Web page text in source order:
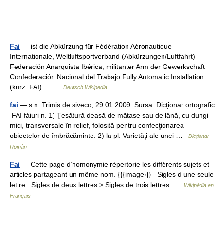
Fai — ist die Abkürzung für Fédération Aéronautique
Internationale, Weltluftsportverband (Abkürzungen/Luftfahrt)
Federación Anarquista Ibérica, militanter Arm der Gewerkschaft
Confederación Nacional del Trabajo Fully Automatic Installation
(kurz: FAI)… …
Deutsch Wikipedia
fai — s.n. Trimis de siveco, 29.01.2009. Sursa: Dicţionar ortografic
FAI fáiuri n. 1) Ţesătură deasă de mătase sau de lână, cu dungi
mici, transversale în relief, folosită pentru confecţionarea
obiectelor de îmbrăcăminte. 2) la pl. Varietăţi ale unei …
Dicționar
Român
Fai — Cette page d’homonymie répertorie les différents sujets et
articles partageant un même nom. {{{image}}} Sigles d une seule
lettre Sigles de deux lettres > Sigles de trois lettres …
Wikipédia en
Français